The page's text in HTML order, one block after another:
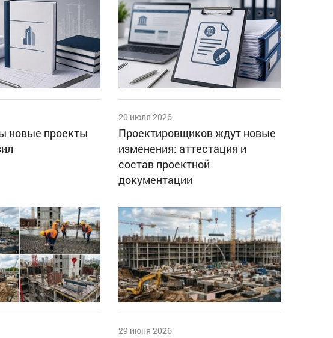
новые проекты
20 июля 2026
Проектировщиков ждут новые
изменения: аттестация и
состав проектной
документации
29 июня 2026